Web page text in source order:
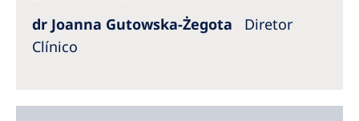
dr Joanna Gutowska-Żegota
Diretor
Clínico